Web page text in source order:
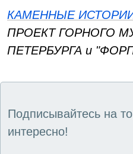
КАМЕННЫЕ
ПРОЕКТ ГОРНОГО
ПЕТЕРБУРГА и
Подписывайтесь на
интересно!